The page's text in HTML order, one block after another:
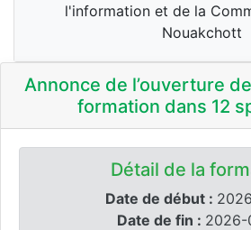
l'information et de la
Nouakchott
Annonce de l’ouverture
formation dans 12
Détail de la
Date de début :
Date de fin : 2026-